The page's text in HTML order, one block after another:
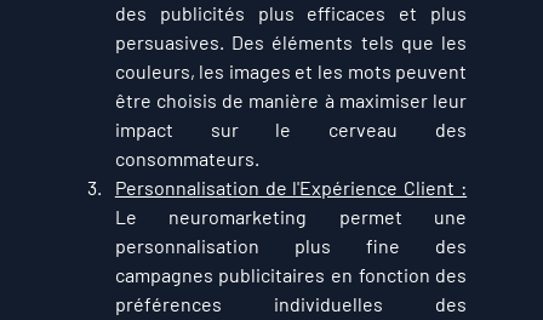
des publicités plus efficaces et plus
persuasives. Des éléments tels que les
couleurs, les images et les mots peuvent
être choisis de manière à maximiser leur
impact sur le cerveau des
consommateurs.
Personnalisation de l'Expérience Client :
Le neuromarketing permet une
personnalisation plus fine des
campagnes publicitaires en fonction des
préférences individuelles des